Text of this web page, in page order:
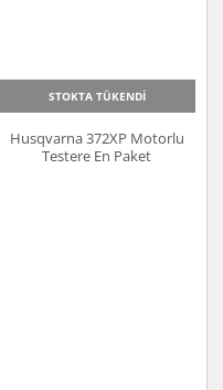
STOKTA TÜKENDİ
Husqvarna 372XP Motorlu
Testere En Paket